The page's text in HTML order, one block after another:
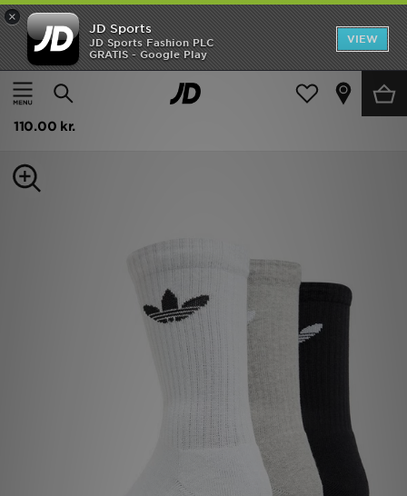
×
JD Sports
JD Sports Fashion PLC
GRATIS - Google Play
VIEW
Hjem
Damer Dametilbehør Sokker
adidas Originals 3-Pakke Crew Sokker
110.00 kr.
Hjem
UDSALG
Damer